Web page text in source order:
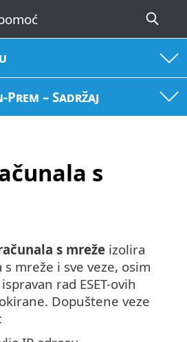
Prem – Sadržaj
s
s mreže izolira
mreže i sve veze, osim
rad ESET-ovih
Dopuštene veze